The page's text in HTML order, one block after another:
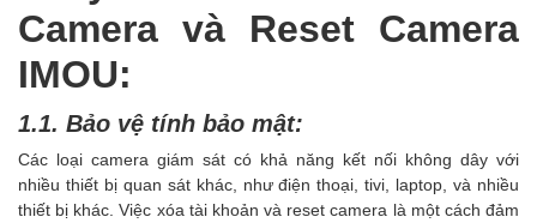
Camera và Reset Camera
IMOU:
1.1. Bảo vệ tính bảo mật:
Các loại camera giám sát có khả năng kết nối không dây với
nhiều thiết bị quan sát khác, như điện thoại, tivi, laptop, và nhiều
thiết bị khác. Việc xóa tài khoản và reset camera là một cách đảm